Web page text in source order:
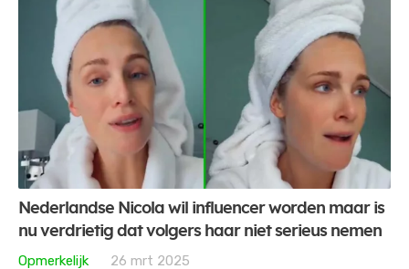
Nederlandse Nicola wil influencer worden maar is
nu verdrietig dat volgers haar niet serieus nemen
Opmerkelijk
26 mrt 2025